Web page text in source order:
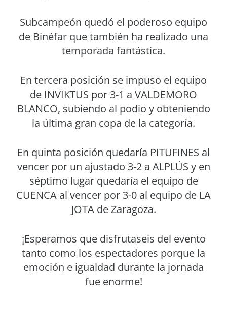
Subcampeón quedó el poderoso equipo
de Binéfar que también ha realizado una
temporada fantástica.
En tercera posición se impuso el equipo
de INVIKTUS por 3-1 a VALDEMORO
BLANCO, subiendo al podio y obteniendo
la última gran copa de la categoría.
En quinta posición quedaría PITUFINES al
vencer por un ajustado 3-2 a ALPLÚS y en
séptimo lugar quedaría el equipo de
CUENCA al vencer por 3-0 al equipo de LA
JOTA de Zaragoza.
¡Esperamos que disfrutaseis del evento
tanto como los espectadores porque la
emoción e igualdad durante la jornada
fue enorme!